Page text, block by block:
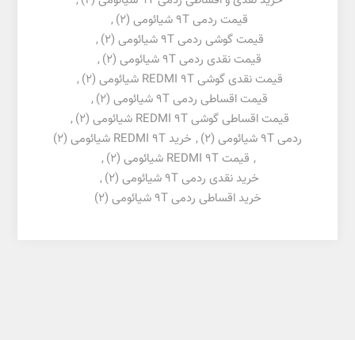
قیمت ردمی 9T شیائومی
(2)
,
قیمت گوشی ردمی 9T شیائومی
(2)
,
قیمت نقدی ردمی 9T شیائومی
(2)
,
قیمت نقدی گوشی REDMI 9T شیائومی
(2)
,
قیمت اقساطی ردمی 9T شیائومی
(2)
,
قیمت اقساطی گوشی REDMI 9T شیائومی
(2)
,
ردمی 9T شیائومی
(2)
, خرید REDMI 9T شیائومی
(2)
, قیمت REDMI 9T شیائومی (2)
,
خرید نقدی ردمی 9T شیائومی
(2)
,
خرید اقساطی ردمی 9T شیائومی
(2)